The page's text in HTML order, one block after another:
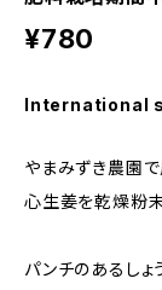
¥780
International
やまみずき農園
心生姜を乾燥粉末
パンチのあるしょ